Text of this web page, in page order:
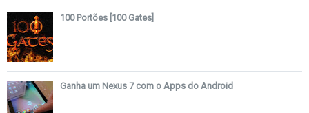
100 Portões [100 Gates]
Ganha um Nexus 7 com o Apps do Android